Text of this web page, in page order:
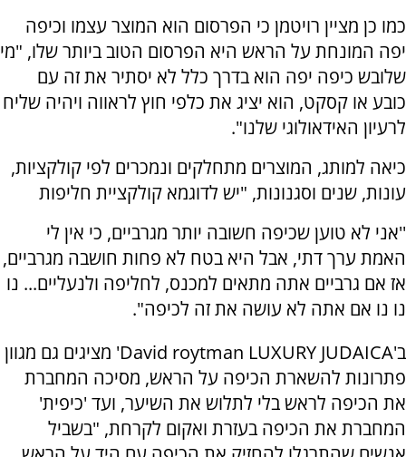
כמו כן מציין רויטמן כי הפרסום הוא המוצר עצמו וכיפה
יפה המונחת על הראש היא הפרסום הטוב ביותר שלו, "מי
שלובש כיפה יפה הוא בדרך כלל לא יסתיר את זה עם
כובע או קסקט, הוא יציג את כלפי חוץ לראווה ויהיה שליח
לרעיון האידאולוגי שלנו".
כיאה למותג, המוצרים מתחלקים ונמכרים לפי קולקציות,
עונות, שנים וסגנונות, "יש לדוגמא קולקציית חליפות
''אני לא טוען שכיפה חשובה יותר מגרביים, כי אין לי
האמת ערך דתי, אבל היא בטח לא פחות חושבה מגרביים,
אז אם גרביים אתה מתאים למכנס, לחליפה ולנעליים... נו
נו נו אם אתה לא עושה את זה לכיפה".
ב'David roytman LUXURY JUDAICA' מציגים גם מגוון
פתרונות להשארת הכיפה על הראש, מסיכה המחברת
את הכיפה לראש בלי לתלוש את השיער, ועד 'כיפית'
המחברת את הכיפה בעזרת ואקום לקרחת, "בשביל